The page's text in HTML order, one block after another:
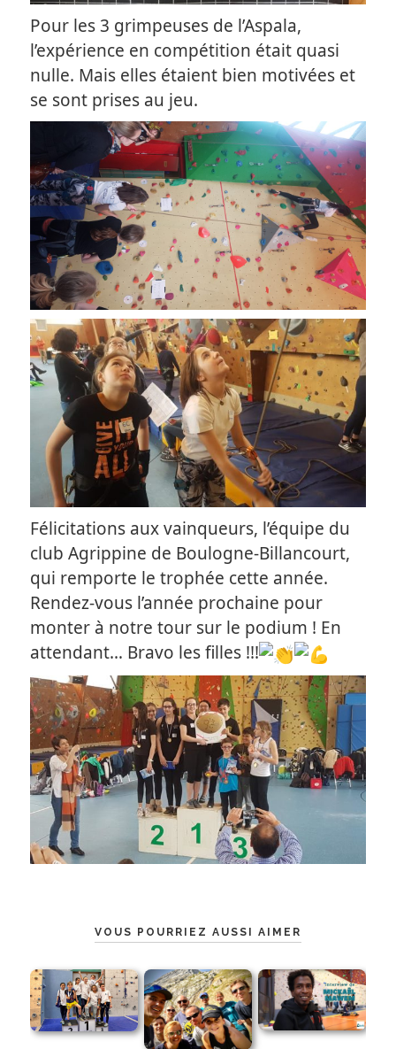
Pour les 3 grimpeuses de l’Aspala,
l’expérience en compétition était quasi
nulle. Mais elles étaient bien motivées et
se sont prises au jeu.
Félicitations aux vainqueurs, l’équipe du
club Agrippine de Boulogne-Billancourt,
qui remporte le trophée cette année.
Rendez-vous l’année prochaine pour
monter à notre tour sur le podium ! En
attendant… Bravo les filles !!!
VOUS POURRIEZ AUSSI AIMER